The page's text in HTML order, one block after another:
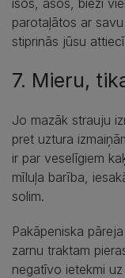
parotaļātos ar
stiprinās jūsu
7. Mieru,
Jo mazāk strauju
pret uztura
ir par veselīgiem
mīluļa barība,
solim.
Pakāpeniska
zarnu traktam
negatīvo ietekmi